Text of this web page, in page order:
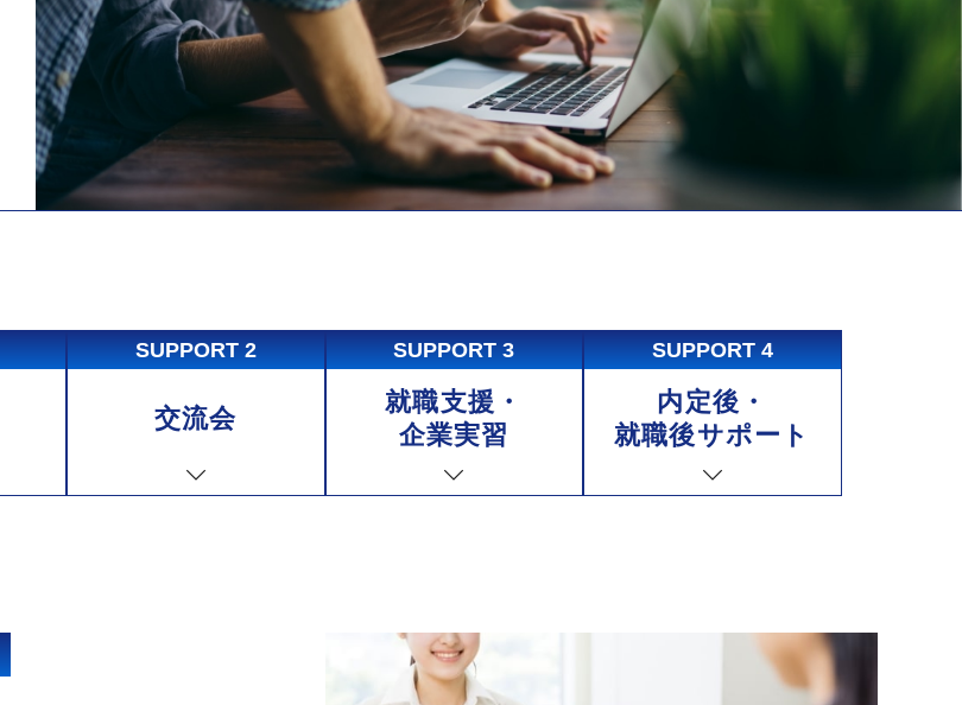
SUPPORT 2
交流会
SUPPORT 3
就職支援・
企業実習
SUPPORT 4
内定後・
就職後サポート